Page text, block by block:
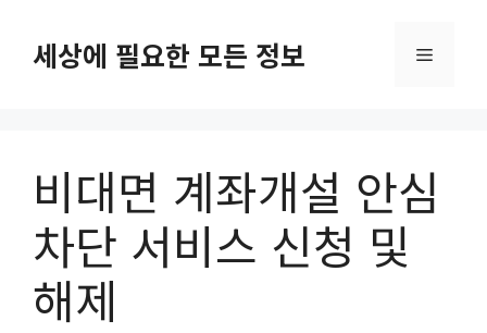
세상에 필요한 모든 정보 메
비대면 계좌개설 안심
차단 서비스 신청 및
해제